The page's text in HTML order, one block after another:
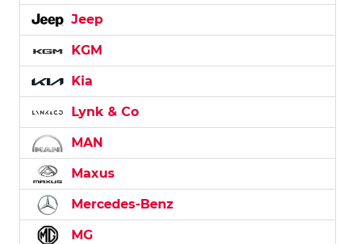
Jeep
KGM
Kia
Lynk & Co
MAN
Maxus
Mercedes-Benz
MG